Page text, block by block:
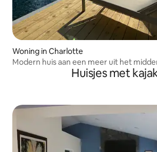
Woning in Charlotte
Modern huis aan een meer uit het
met een prachtig uitzichtHuisjes met